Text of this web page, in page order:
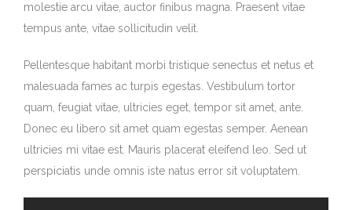
molestie arcu vitae, auctor finibus magna. Praesent vitae
tempus ante, vitae sollicitudin velit.
Pellentesque habitant morbi tristique senectus et netus et
malesuada fames ac turpis egestas. Vestibulum tortor
quam, feugiat vitae, ultricies eget, tempor sit amet, ante.
Donec eu libero sit amet quam egestas semper. Aenean
ultricies mi vitae est. Mauris placerat eleifend leo. Sed ut
perspiciatis unde omnis iste natus error sit voluptatem.